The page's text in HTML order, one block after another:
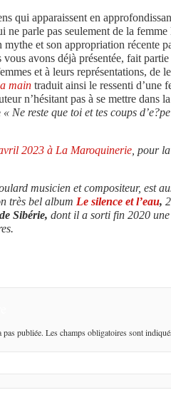
qui apparaissent en
ne parle pas seulement de la
mythe et son appropriation récente
vous avons déjà présentée, fait partie
et à leurs représentations, de
main traduit ainsi le ressenti d’une
n’hésitant pas à se mettre dans
« Ne reste que toi et tes coups
2023 à La Maroquinerie , pour
musicien et compositeur, est
très bel album Le silence et l’eau,
Sibérie, dont il a sorti fin 2020 une
pas publiée. Les champs obligatoires sont